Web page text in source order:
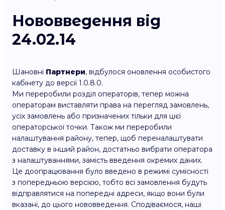
Нововведення від
24.02.14
Шановні Партнери, відбулося оновлення особистого
кабінету до версії 1.0.8.0.
Ми переробили розділ операторів, тепер можна
операторам виставляти права на перегляд замовлень,
усіх замовлень або призначених тільки для цієї
операторської точки. Також ми переробили
налаштування району, тепер, щоб переналаштувати
доставку в інший район, достатньо вибрати оператора
з налаштуваннями, замість введення окремих даних.
Це доопрацювання було введено в режимі сумісності
з попередньою версією, тобто всі замовлення будуть
відправлятися на попередні адреси, якщо вони були
вказані, до цього нововведення. Сподіваємося, наші